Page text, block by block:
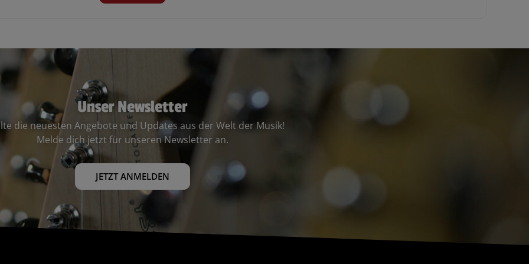
Unser Newsletter
die neuesten Angebote und Updates aus der Welt der Musik!
Melde dich jetzt für unseren Newsletter an.
JETZT ANMELDEN